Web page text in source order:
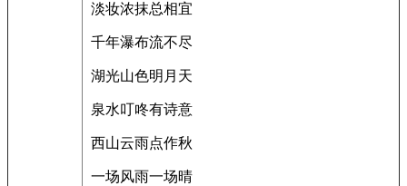
淡妆浓抹总相宜
千年瀑布流不尽
湖光山色明月天
泉水叮咚有诗意
西山云雨点作秋
一场风雨一场晴